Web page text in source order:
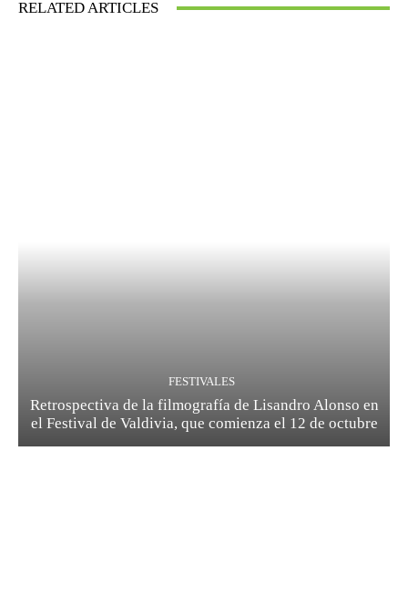
RELATED ARTICLES
FESTIVALES
Retrospectiva de la filmografía de Lisandro Alonso en
el Festival de Valdivia, que comienza el 12 de octubre